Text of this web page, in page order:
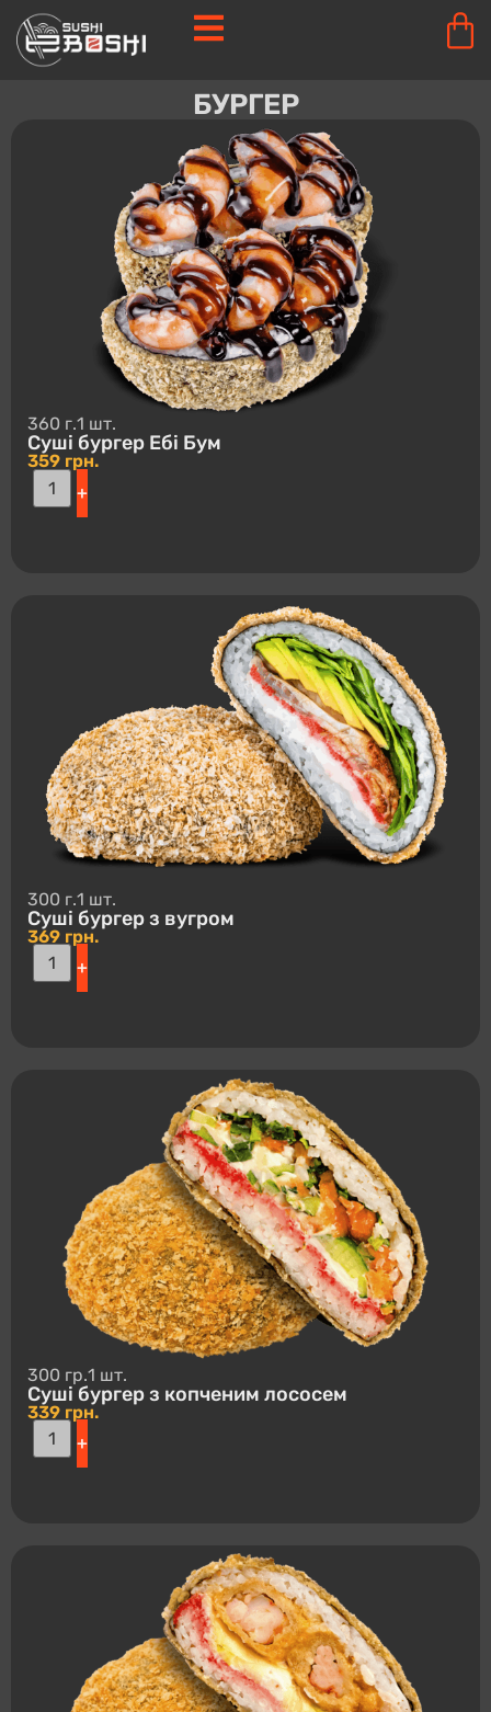
БУРГЕР
360 г.1 шт.
Суші буpгep Ебі Бум
359 грн.
+
300 г.1 шт.
Суші буpгep з вугром
369 грн.
+
300 гр.1 шт.
Суші буpгep з копченим лососем
339 грн.
+